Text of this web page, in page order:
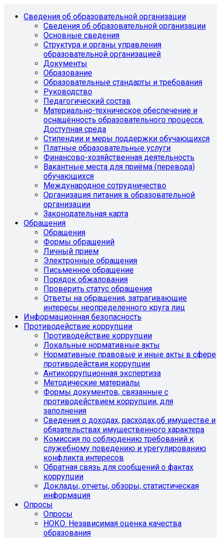
Сведения об образовательной организации
Сведения об образовательной организации
Основные сведения
Структура и органы управления
образовательной организацией
Документы
Образование
Образовательные стандарты и требования
Руководство
Педагогический состав
Материально-техническое обеспечение и
оснащённость образовательного процесса.
Доступная среда
Стипендии и меры поддержки обучающихся
Платные образовательные услуги
Финансово-хозяйственная деятельность
Вакантные места для приёма (перевода)
обучающихся
Международное сотрудничество
Организация питания в образовательной
организации
Законодательная карта
Обращения
Обращения
Формы обращений
Личный прием
Электронные обращения
Письменное обращение
Порядок обжалования
Проверить статус обращения
Ответы на обращения, затрагивающие
интересы неопределенного круга лиц
Информационная безопасность
Противодействие коррупции
Противодействие коррупции
Локальные нормативные акты
Нормативные правовые и иные акты в сфере
противодействия коррупции
Антикоррупционная экспертиза
Методические материалы
Формы документов, связанные с
противодействием коррупции, для
заполнения
Сведения о доходах, расходах,об имуществе и
обязательствах имущественного характера
Комиссия по соблюдению требований к
служебному поведению и урегулированию
конфликта интересов
Обратная связь для сообщений о фактах
коррупции
Доклады, отчеты, обзоры, статистическая
информация
Опросы
Опросы
НОКО. Независимая оценка качества
образования